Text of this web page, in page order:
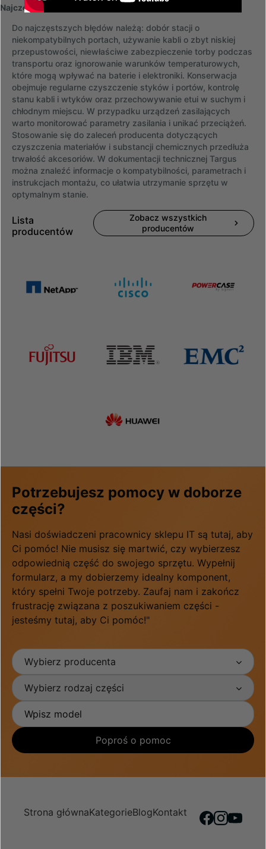
Najczęstsze błędy i zasady konserwacji
Do najczęstszych błędów należą: dobór stacji o
niekompatybilnych portach, używanie kabli o zbyt niskiej
przepustowości, niewłaściwe zabezpieczenie torby podczas
transportu oraz ignorowanie warunków temperaturowych,
które mogą wpływać na baterie i elektroniki. Konserwacja
obejmuje regularne czyszczenie styków i portów, kontrolę
stanu kabli i wtyków oraz przechowywanie etui w suchym i
chłodnym miejscu. W przypadku urządzeń zasilających
warto monitorować parametry zasilania i unikać przeciążeń.
Stosowanie się do zaleceń producenta dotyczących
czyszczenia materiałów i substancji chemicznych przedłuża
trwałość akcesoriów. W dokumentacji technicznej Targus
można znaleźć informacje o kompatybilności, parametrach i
instrukcjach montażu, co ułatwia utrzymanie sprzętu w
optymalnym stanie.
Lista
producentów
Zobacz wszystkich
producentów
Potrzebujesz pomocy w doborze
części?
Nasi doświadczeni pracownicy sklepu IT są tutaj, aby
Ci pomóc! Nie musisz się martwić, czy wybierzesz
odpowiednią część do swojego sprzętu. Wypełnij
formularz, a my dobierzemy idealny komponent,
który spełni Twoje potrzeby. Zaufaj nam i zakończ
frustrację związana z poszukiwaniem części -
jesteśmy tutaj, aby Ci pomóc!"
Wybierz producenta
Wybierz rodzaj części
Poproś o pomoc
Strona głównaKategorieBlogKontakt